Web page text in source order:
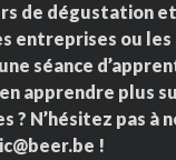
de dégustation
entreprises ou
séance
apprendre plus
? N’hésitez pas à
!